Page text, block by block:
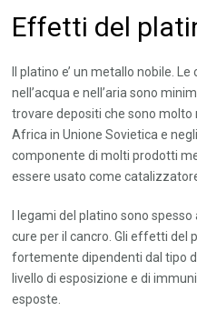
Effetti del
Il platino e’ un metallo nobile.
nell’acqua e nell’aria sono
trovare depositi che sono
Africa in Unione Sovietica e
componente di molti prodotti
essere usato come
I legami del platino sono
cure per il cancro. Gli effetti del
fortemente dipendenti dal tipo
livello di esposizione e di
esposte.